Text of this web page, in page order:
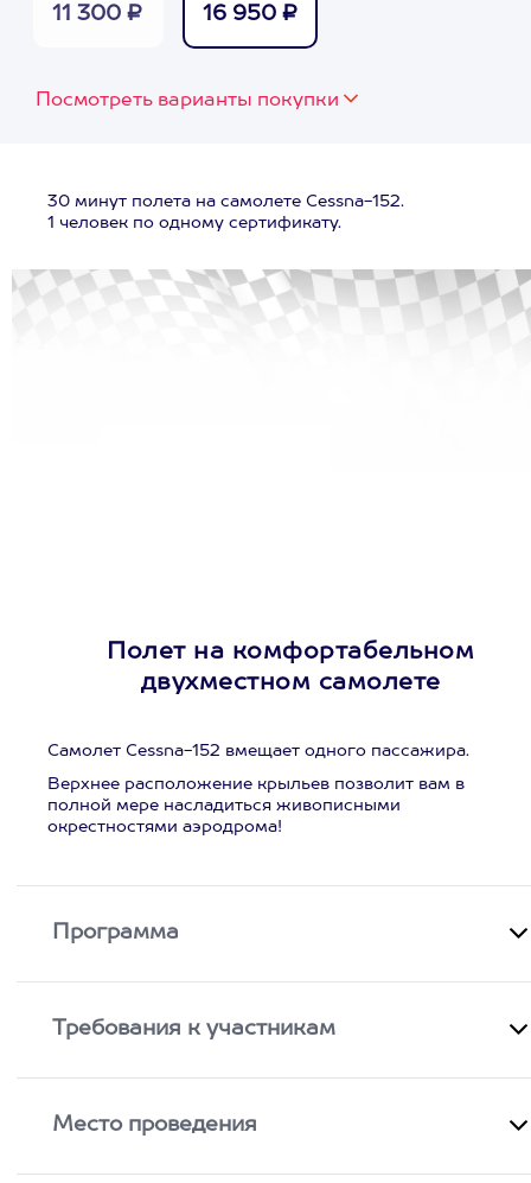
11 300 ₽ 16 950 ₽
Посмотреть варианты покупки
30 минут полета на самолете Cessna-152.
1 человек по одному сертификату.
Полет на комфортабельном
двухместном самолете
Самолет Cessna-152 вмещает одного пассажира.
Верхнее расположение крыльев позволит вам в
полной мере насладиться живописными
окрестностями аэродрома!
Программа
Требования к участникам
Место проведения